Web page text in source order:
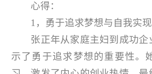
心得：
1，勇于追求梦想与自我实现
张正年从家庭主妇到成功企
示了勇于追求梦想的重要性。